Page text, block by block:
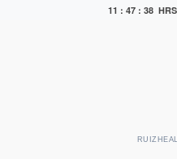
11 : 47 : 38 HRS